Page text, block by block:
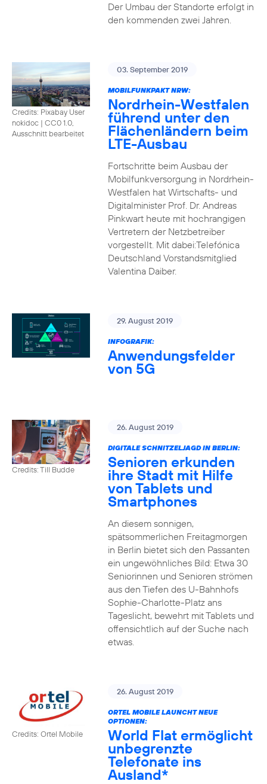
Der Umbau der Standorte erfolgt in
den kommenden zwei Jahren.
Credits: Pixabay User
nokidoc | CC0 1.0,
Ausschnitt bearbeitet
03. September 2019
MOBILFUNKPAKT NRW:
Nordrhein-Westfalen
führend unter den
Flächenländern beim
LTE-Ausbau
Fortschritte beim Ausbau der
Mobilfunkversorgung in Nordrhein-
Westfalen hat Wirtschafts- und
Digitalminister Prof. Dr. Andreas
Pinkwart heute mit hochrangigen
Vertretern der Netzbetreiber
vorgestellt. Mit dabei:Telefónica
Deutschland Vorstandsmitglied
Valentina Daiber.
29. August 2019
INFOGRAFIK:
Anwendungsfelder
von 5G
Credits: Till Budde
26. August 2019
DIGITALE SCHNITZELJAGD IN BERLIN:
Senioren erkunden
ihre Stadt mit Hilfe
von Tablets und
Smartphones
An diesem sonnigen,
spätsommerlichen Freitagmorgen
in Berlin bietet sich den Passanten
ein ungewöhnliches Bild: Etwa 30
Seniorinnen und Senioren strömen
aus den Tiefen des U-Bahnhofs
Sophie-Charlotte-Platz ans
Tageslicht, bewehrt mit Tablets und
offensichtlich auf der Suche nach
etwas.
Credits: Ortel Mobile
26. August 2019
ORTEL MOBILE LAUNCHT NEUE
OPTIONEN:
World Flat ermöglicht
unbegrenzte
Telefonate ins
Ausland*